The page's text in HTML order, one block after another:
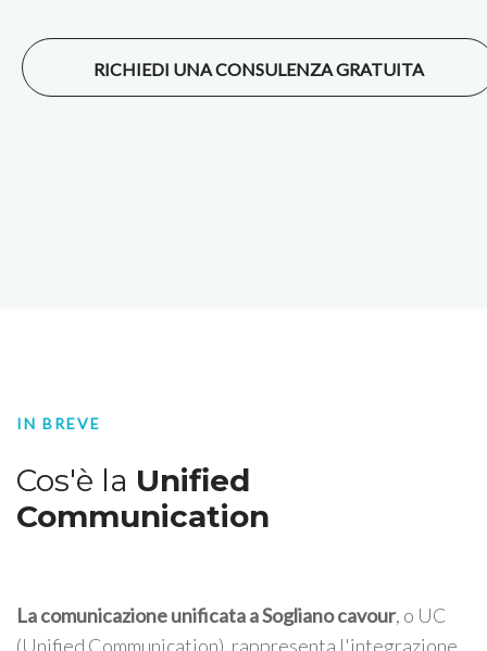
RICHIEDI UNA CONSULENZA GRATUITA
IN BREVE
Cos'è la Unified
Communication
La comunicazione unificata a Sogliano cavour, o UC
(Unified Communication), rappresenta l'integrazione